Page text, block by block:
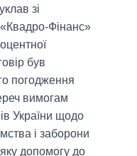
зі
Фінанс»
був
погодження
вимогам
України щодо
і заборони
допомогу до